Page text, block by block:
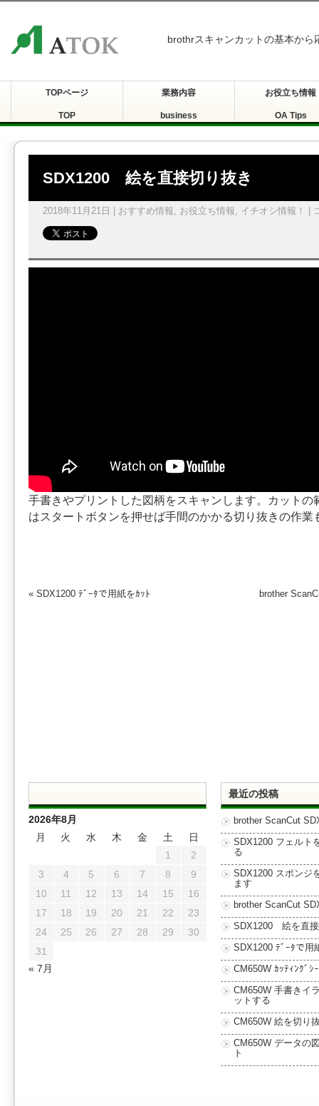
brothrスキャンカットの基本から
TOPページ
TOP
業務内容
business
お役立ち情報
OA Tips
SDX1200 絵を直接切り抜き
2018年11月21日 | おすすめ情報, お役立ち情報, イチオシ情報！
手書きやプリントした図柄をスキャンします。カットの
はスタートボタンを押せば手間のかかる切り抜きの作業
« SDX1200 ﾃﾞｰﾀで用紙をｶｯﾄ brother
2026年8月
月
火 水 木 金 土 日
« 7月
1
2
3
4 5 6 7 8
9
10
11 12 13 14 15
16
17
18 19 20 21 22
23
24
25 26 27 28 29
30
31
最近の投稿
brother ScanCut
SDX1200 フェルト
る
SDX1200 スポンジ
ます
brother ScanCut
SDX1200 絵を直
SDX1200 ﾃﾞｰﾀで用
CM650W ｶｯﾃｨﾝｸﾞｼ
CM650W 手書きイ
ットする
CM650W 絵を切り
CM650W データの
ト